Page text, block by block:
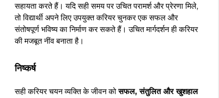
सहायता करते हैं। यदि सही समय पर उचित परामर्श और प्रेरणा मिले,
तो विद्यार्थी अपने लिए उपयुक्त करियर चुनकर एक सफल और
संतोषपूर्ण भविष्य का निर्माण कर सकते हैं। उचित मार्गदर्शन ही करियर
की मजबूत नींव बनाता है।
निष्कर्ष
सही करियर चयन व्यक्ति के जीवन कोसफल, संतुलित और खुशहाल